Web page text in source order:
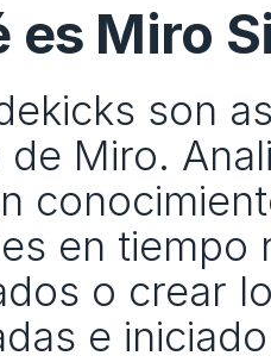
es Miro
son
de Miro.
en tiempo
o crear
e